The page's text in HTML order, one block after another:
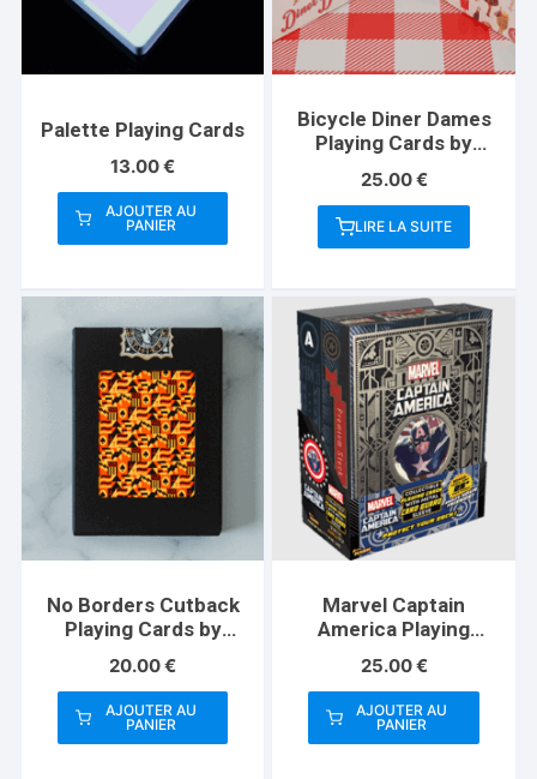
Palette Playing Cards
13.00€
AJOUTER AU
PANIER
Bicycle Diner Dames
Playing Cards by
25.00€
LIRE LA SUITE
No Borders Cutback
Playing Cards by
20.00€
AJOUTER AU
PANIER
Marvel Captain
America Playing
Guard)
25.00€
AJOUTER AU
PANIER